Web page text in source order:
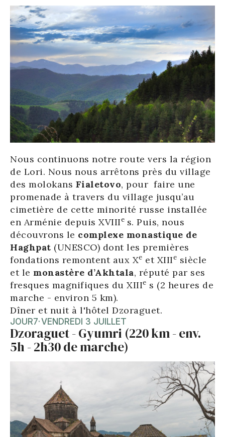
Nous continuons notre route vers la région
de Lori. Nous nous arrêtons près du village
des molokans Fialetovo, pour faire une
promenade à travers du village jusqu’au
cimetière de cette minorité russe installée
en Arménie depuis XVIIIe s. Puis, nous
découvrons le complexe monastique de
Haghpat (UNESCO) dont les premières
fondations remontent aux Xe et XIIIe siècle
et le monastère d’Akhtala, réputé par ses
fresques magnifiques du XIIIe s (2 heures de
marche - environ 5 km).
Dîner et nuit à l'hôtel Dzoraguet.
JOUR7·VENDREDI 3 JUILLET
Dzoraguet - Gyumri (220 km - env.
5h - 2h30 de marche)